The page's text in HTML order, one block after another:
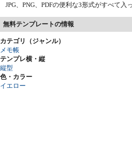
JPG、PNG、PDFの便利な3形式がすべて入
無料テンプレートの情報
カテゴリ（ジャンル）
メモ帳
テンプレ横・縦
縦型
色・カラー
イエロー